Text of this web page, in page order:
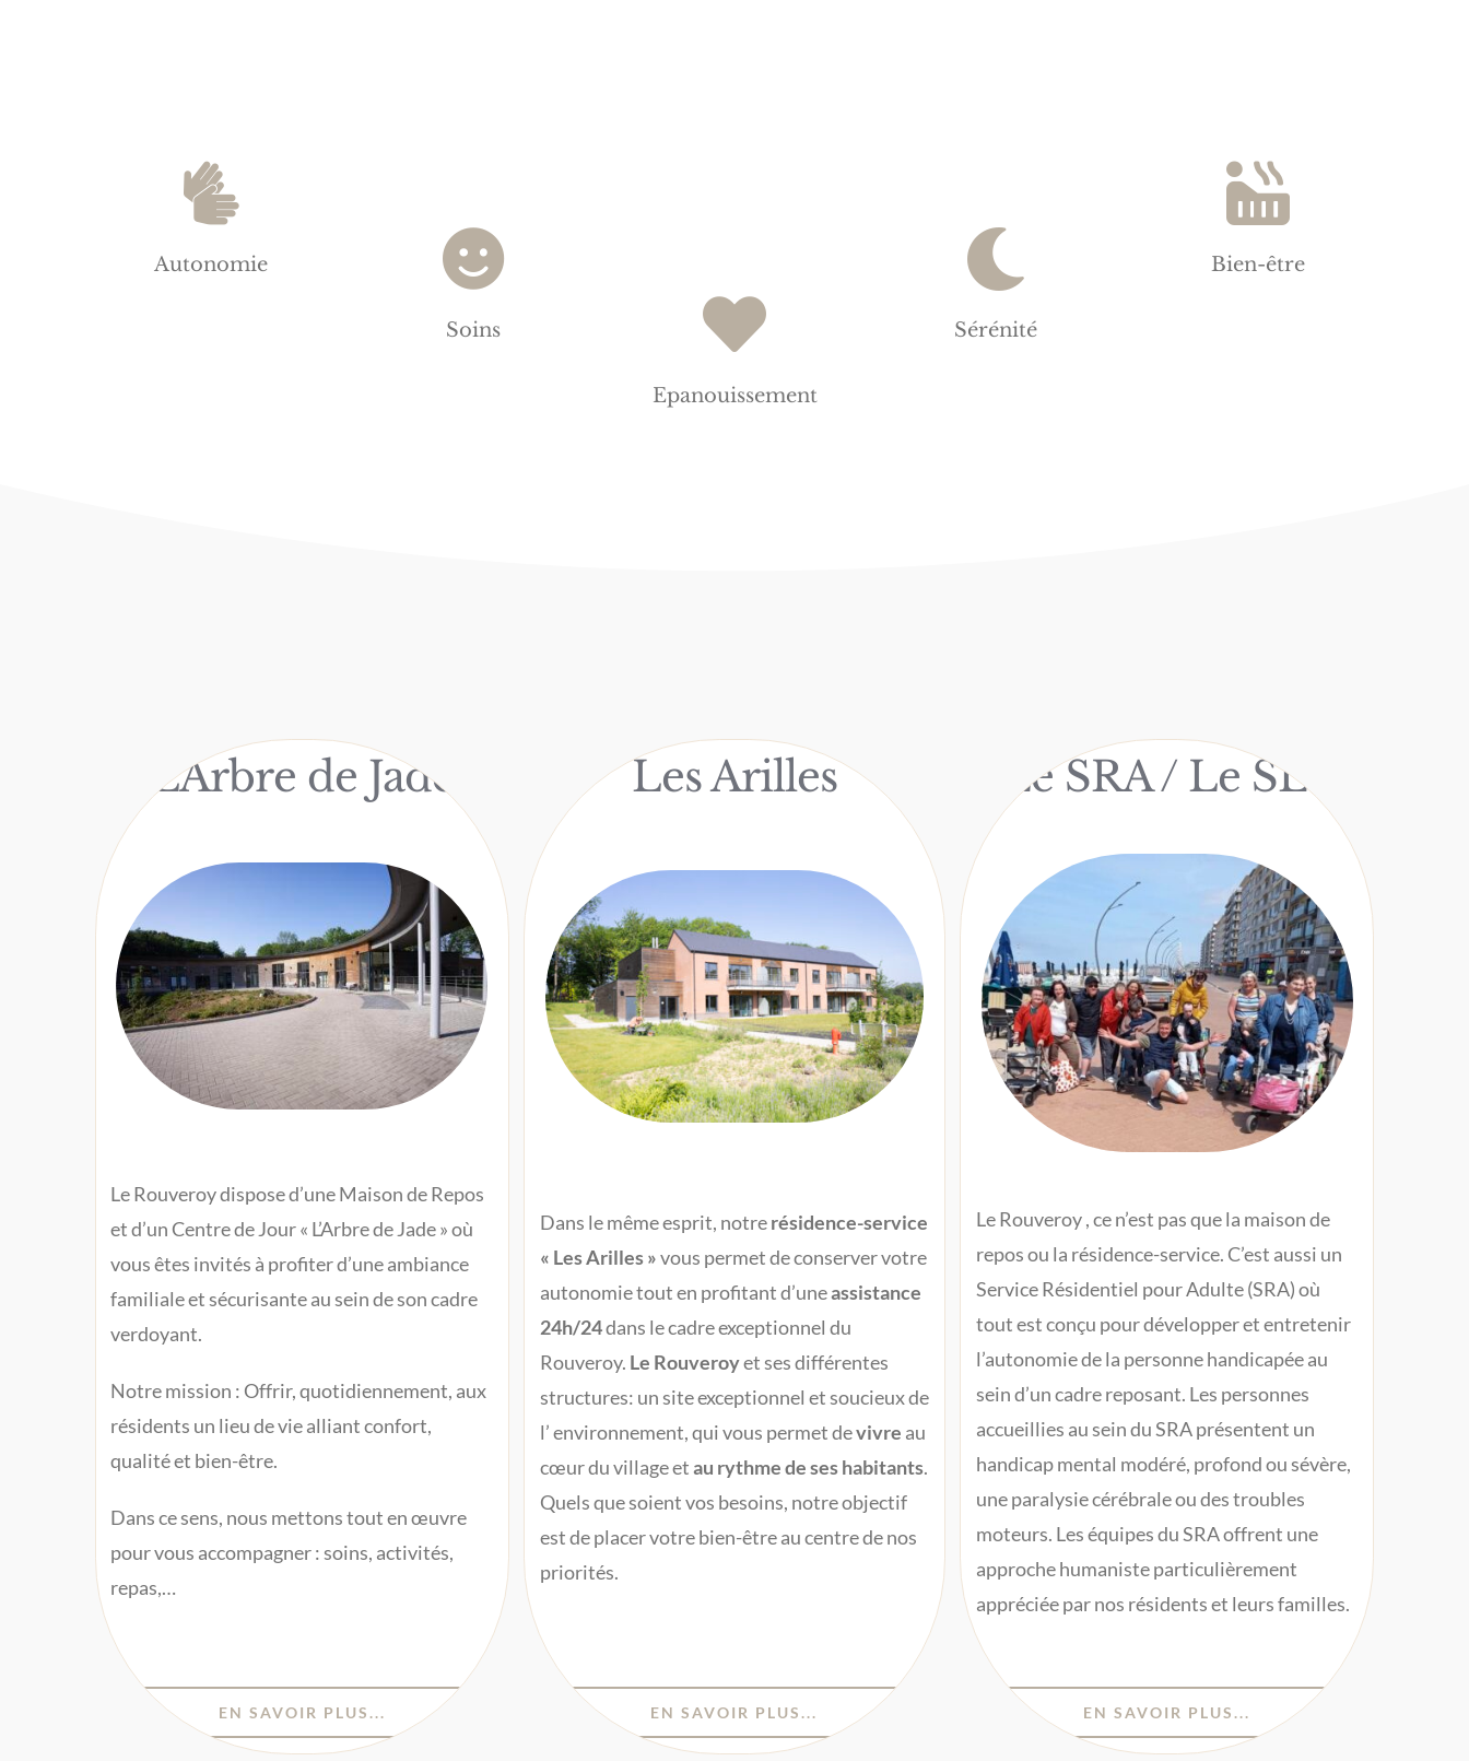
Autonomie
Soins
Epanouissement
Sérénité
Bien-être
L'Arbre de Jade
Le Rouveroy dispose d’une Maison de Repos
et d’un Centre de Jour « L’Arbre de Jade » où
vous êtes invités à profiter d’une ambiance
familiale et sécurisante au sein de son cadre
verdoyant.
Notre mission : Offrir, quotidiennement, aux
résidents un lieu de vie alliant confort,
qualité et bien-être.
Dans ce sens, nous mettons tout en œuvre
pour vous accompagner : soins, activités,
repas,…
EN SAVOIR PLUS...
Les Arilles
Dans le même esprit, notrerésidence-service
« Les Arilles »vous permet de conserver votre
autonomie tout en profitant d’uneassistance
24h/24dans le cadre exceptionnel du
Rouveroy. Le Rouveroyet ses différentes
structures: un site exceptionnel et soucieux de
l’ environnement, qui vous permet devivre au
cœur du village etau rythme de ses habitants.
Quels que soient vos besoins, notre objectif
est de placer votre bien-être au centre de nos
priorités.
EN SAVOIR PLUS...
Le SRA / Le SLS
Le Rouveroy , ce n’est pas que la maison de
repos ou la résidence-service. C’est aussi un
Service Résidentiel pour Adulte (SRA) où
tout est conçu pour développer et entretenir
l’autonomie de la personne handicapée au
sein d’un cadre reposant. Les personnes
accueillies au sein du SRA présentent un
handicap mental modéré, profond ou sévère,
une paralysie cérébrale ou des troubles
moteurs. Les équipes du SRA offrent une
approche humaniste particulièrement
appréciée par nos résidents et leurs familles.
EN SAVOIR PLUS...